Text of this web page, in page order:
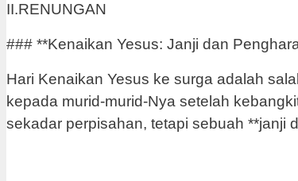
II.RENUNGAN
### **Kenaikan Yesus: Janji dan
Hari Kenaikan Yesus ke surga adalah
kepada murid-murid-Nya setelah
sekadar perpisahan, tetapi sebuah **janji